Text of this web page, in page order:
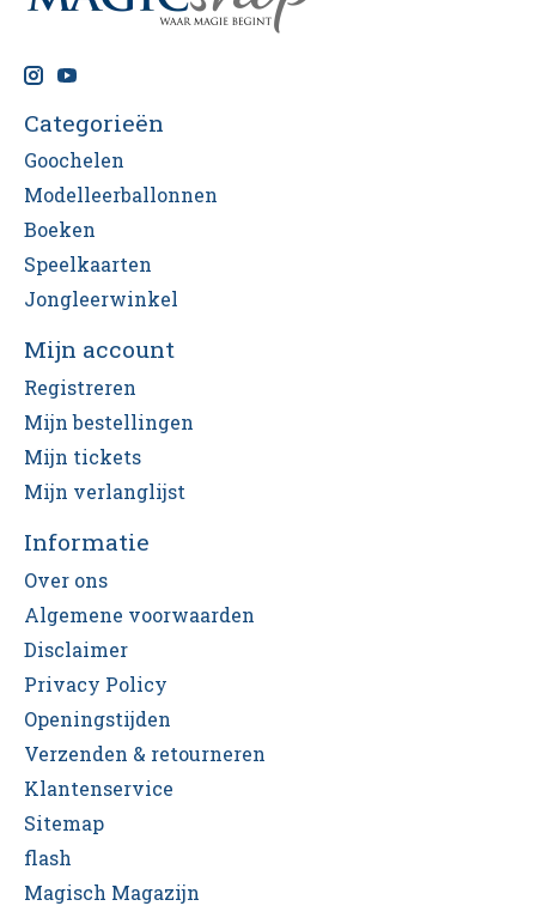
Categorieën
Goochelen
Modelleerballonnen
Boeken
Speelkaarten
Jongleerwinkel
Mijn account
Registreren
Mijn bestellingen
Mijn tickets
Mijn verlanglijst
Informatie
Over ons
Algemene voorwaarden
Disclaimer
Privacy Policy
Openingstijden
Verzenden & retourneren
Klantenservice
Sitemap
flash
Magisch Magazijn